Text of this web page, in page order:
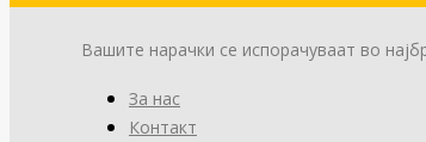
Вашите нарачки се испорачуваат во
За нас
Контакт